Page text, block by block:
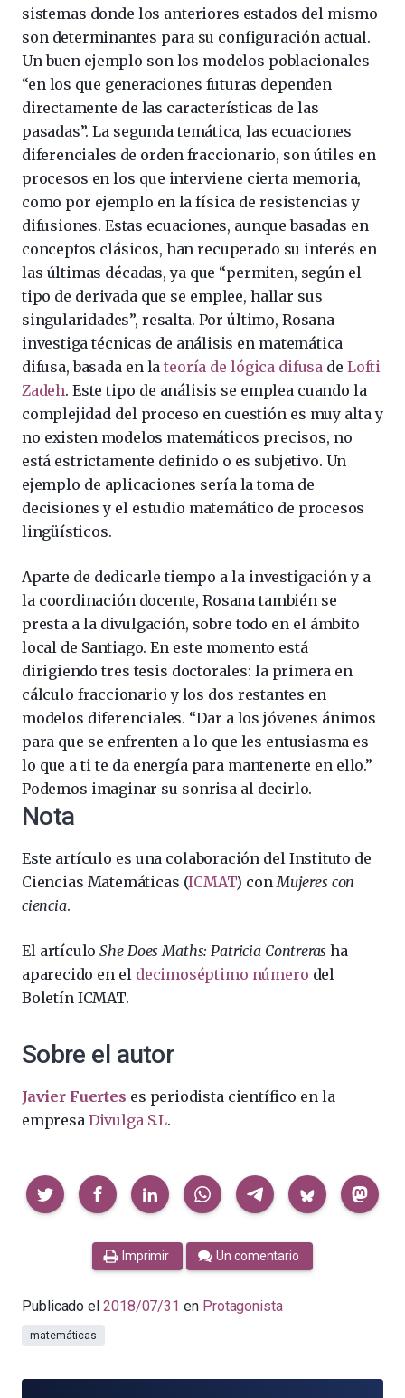
sistemas donde los anteriores estados del mismo
son determinantes para su configuración actual.
Un buen ejemplo son los modelos poblacionales
“en los que generaciones futuras dependen
directamente de las características de las
pasadas”. La segunda temática, las ecuaciones
diferenciales de orden fraccionario, son útiles en
procesos en los que interviene cierta memoria,
como por ejemplo en la física de resistencias y
difusiones. Estas ecuaciones, aunque basadas en
conceptos clásicos, han recuperado su interés en
las últimas décadas, ya que “permiten, según el
tipo de derivada que se emplee, hallar sus
singularidades”, resalta. Por último, Rosana
investiga técnicas de análisis en matemática
difusa, basada en lateoría de lógica difusa deLofti
Zadeh. Este tipo de análisis se emplea cuando la
complejidad del proceso en cuestión es muy alta y
no existen modelos matemáticos precisos, no
está estrictamente definido o es subjetivo. Un
ejemplo de aplicaciones sería la toma de
decisiones y el estudio matemático de procesos
lingüísticos.
Aparte de dedicarle tiempo a la investigación y a
la coordinación docente, Rosana también se
presta a la divulgación, sobre todo en el ámbito
local de Santiago. En este momento está
dirigiendo tres tesis doctorales: la primera en
cálculo fraccionario y los dos restantes en
modelos diferenciales. “Dar a los jóvenes ánimos
para que se enfrenten a lo que les entusiasma es
lo que a ti te da energía para mantenerte en ello.”
Podemos imaginar su sonrisa al decirlo.
Nota
Este artículo es una colaboración del Instituto de
Ciencias Matemáticas (ICMAT) con Mujeres con
ciencia.
El artículoShe Does Maths: Patricia Contreras ha
aparecido en el decimoséptimo número del
Boletín ICMAT.
Sobre el autor
Javier Fuertes es periodista científico en la
empresa Divulga S.L.
Compartir
Imprimir Un comentario
Publicado el 2018/07/31 en Protagonista
matemáticas